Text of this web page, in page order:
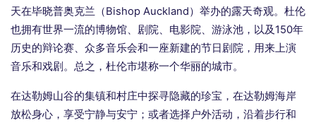
天在毕晓普奥克兰（Bishop Auckland）举办的露天奇观。杜伦
也拥有世界一流的博物馆、剧院、电影院、游泳池，以及150年
历史的辩论赛、众多音乐会和一座新建的节日剧院，用来上演
音乐和戏剧。总之，杜伦市堪称一个华丽的城市。
在达勒姆山谷的集镇和村庄中探寻隐藏的珍宝，在达勒姆海岸
放松身心，享受宁静与安宁；或者选择户外活动，沿着步行和